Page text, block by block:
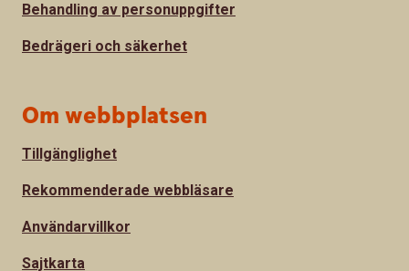
Behandling av personuppgifter
Bedrägeri och säkerhet
Om webbplatsen
Tillgänglighet
Rekommenderade webbläsare
Användarvillkor
Sajtkarta